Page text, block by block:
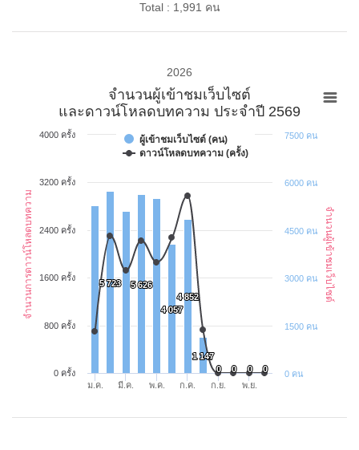
Total : 1,991 คน
2026
จำนวนการดาวน์โหลดบทความ จำนวนผู้เข้าชมเว็บไซต์
จำนวนผู้เข้าชมเว็บไซต์
และดาวน์โหลดบทความ ประจำปี 2569
5 723
5 723 5 626
5 626
4 057
4 057
4 852
4 852
1 147
1 147
0
0 0
0 0
0 0
0
ผู้เข้าชมเว็บไซต์ (คน)
ดาวน์โหลดบทความ (ครั้ง)
ม.ค. มี.ค. พ.ค. ก.ค. ก.ย. พ.ย.
0 ครั้ง
800 ครั้ง
1600 ครั้ง
2400 ครั้ง
3200 ครั้ง
4000 ครั้ง
0 คน
1500 คน
3000 คน
4500 คน
6000 คน
7500 คน